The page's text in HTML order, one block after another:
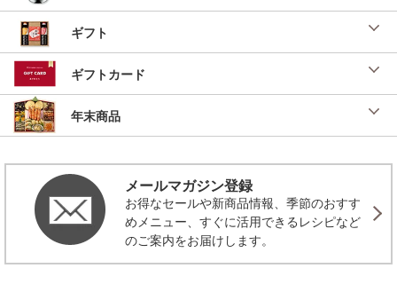
十八穀のひとくち稲荷と梅ごはん
２０２２年 おもてなしパーティ（３名分）
鯵のえび巻き緑茶あん
投稿日：2021/11/02 投稿者：SL Creations
鮭入り茶めし
「中沢るみさんのおいしく免疫力アッ
プ」 （美味安心２０２１
年 ９号）
ギフト
ギフトカード
年末商品
メールマガジン登録
お得なセールや新商品情報、季節のおすす
めメニュー、すぐに活用できるレシピなど
のご案内をお届けします。